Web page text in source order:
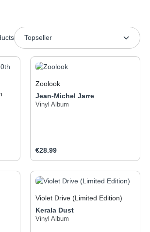
increase or decrease the
or use the buttons to
Enter the desired amount
Zoolook
Jean-Michel Jarre
Vinyl Album
Regular price:
€28.99
Product Quantity:
Violet Drive (Limited Edition)
Kerala Dust wurde 2016 in
London gegründet.
Kerala Dust
Vinyl Album